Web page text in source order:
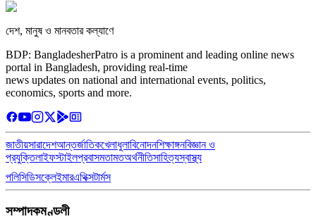
দেশ, মানুষ ও মানবতার কল্যাণে
BDP: BangladesherPatro is a prominent and leading online news
portal in Bangladesh, providing real-time
news updates on national and international events, politics,
economics, sports and more.
জাতীয়সারাদেশআন্তর্জাতিকখেলাধুলাবিনোদনশিক্ষাঙ্গনবিজ্ঞান ও
প্রযুক্তিলাইফস্টাইলপ্রবাসমতামতঅর্থনীতিসাহিত্যস্বাস্থ্য
পলিসিডিসক্লেইমারএথিক্সটার্মস
সম্পাদকমণ্ডলী